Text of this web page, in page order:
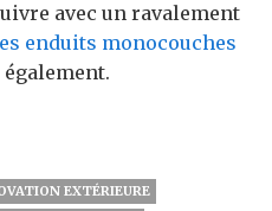
avec un ravalement
enduits monocouches
EXTÉRIEURE